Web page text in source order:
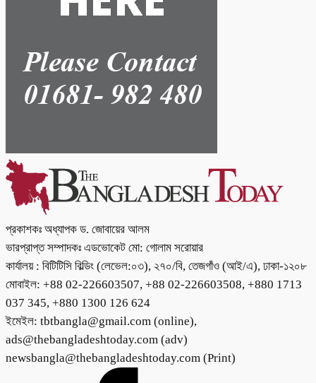
প্রকাশকঃ অধ্যাপক ড. জোবায়ের আলম
ভারপ্রাপ্ত সম্পাদকঃ এডভোকেট মো: গোলাম সরোয়ার
কার্যালয় : বিটিটিসি বিল্ডিং (লেভেল:০৩), ২৭০/বি, তেজগাঁও (আই/এ), ঢাকা-১২০৮
মোবাইল: +88 02-226603507, +88 02-226603508, +880 1713
037 345, +880 1300 126 624
ইমেইল: tbtbangla@gmail.com (online),
ads@thebangladeshtoday.com (adv)
newsbangla@thebangladeshtoday.com (Print)